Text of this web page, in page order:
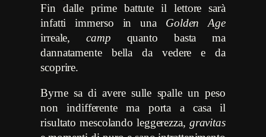
Fin dalle prime battute il lettore sarà
infatti immerso in una Golden Age
irreale,camp quanto basta ma
dannatamente bella da vedere e da
scoprire.
Byrne sa di avere sulle spalle un peso
non indifferente ma porta a casa il
risultato mescolando leggerezza, gravitas